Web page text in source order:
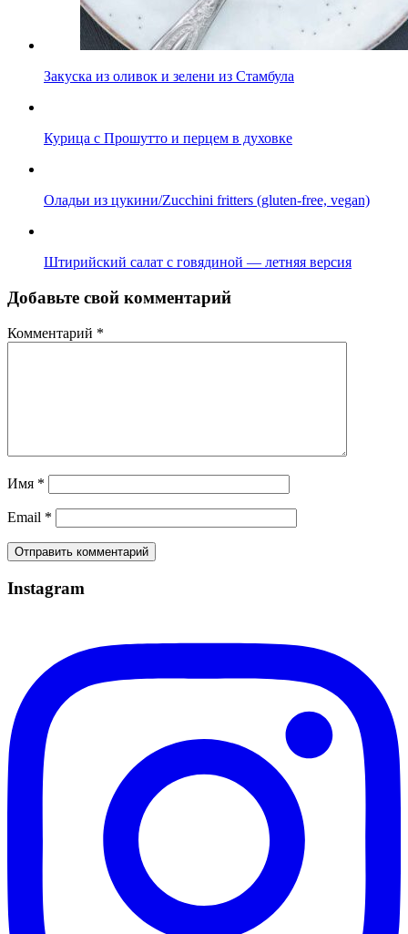
Закуска из оливок и зелени из Стамбула
Курица с Прошутто и перцем в духовке
Оладьи из цукини/Zucchini fritters (gluten-free, vegan)
Штирийский салат с говядиной — летняя версия
Добавьте свой комментарий
Комментарий *
Имя *
Email *
Instagram